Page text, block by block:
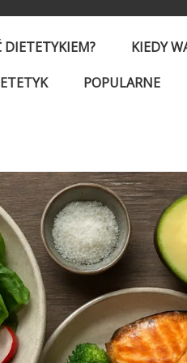
DIETETYKIEM?
KIEDY
POPULARNE